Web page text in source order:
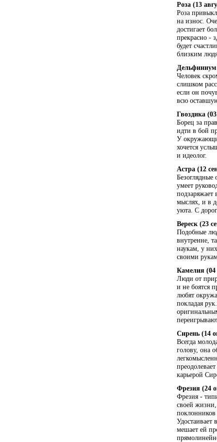
Роза (13
Роза
на износ.
достигает
прекрасно -
будет
близким
Дельфиниум
Человек
слишком
если он
всю
Гвоздика
Борец за
идти в бой
У
хочется
и идеолог.
Астра (12
Безоглядные
умеет
подзаряжает
мыслях, и в
уюта. С
Вереск (23
Подобные
внутренне,
наукам, у
своими
Камелия (04
Люди от
и не боятся
любят
покладая
Сирень (14
Всегда
голову, она
карьерой
Фрезия (24
Фрезия -
своей жизни,
Удостаивает
мешает ей